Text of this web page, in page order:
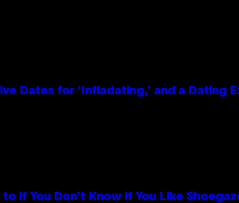
Dates for ‘Infladating,’ and a Dating
if You Don’t Know if You Like